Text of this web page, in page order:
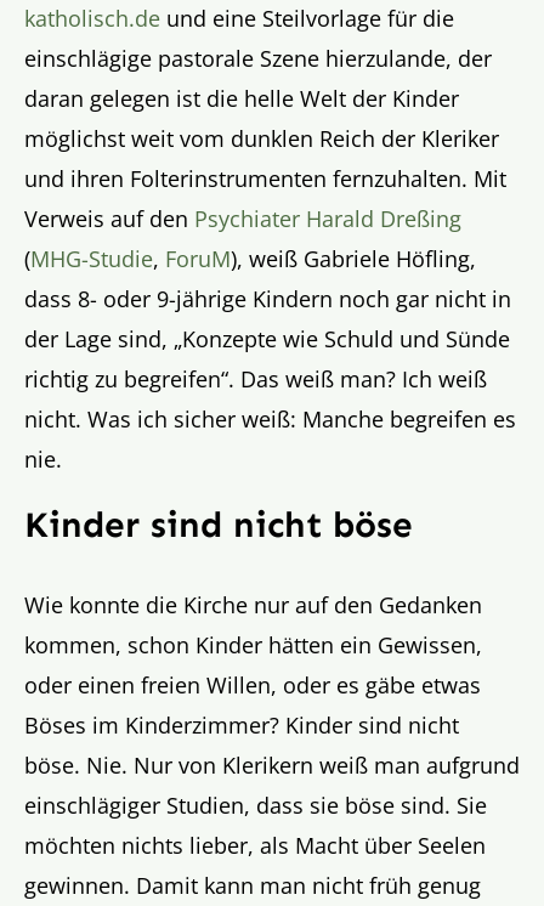
katholisch.de und eine Steilvorlage für die
einschlägige pastorale Szene hierzulande, der
daran gelegen ist die helle Welt der Kinder
möglichst weit vom dunklen Reich der Kleriker
und ihren Folterinstrumenten fernzuhalten. Mit
Verweis auf den Psychiater Harald Dreßing
(MHG-Studie, ForuM), weiß Gabriele Höfling,
dass 8- oder 9-jährige Kindern noch gar nicht in
der Lage sind, „Konzepte wie Schuld und Sünde
richtig zu begreifen“. Das weiß man? Ich weiß
nicht. Was ich sicher weiß: Manche begreifen es
nie.
Kinder sind nicht böse
Wie konnte die Kirche nur auf den Gedanken
kommen, schon Kinder hätten ein Gewissen,
oder einen freien Willen, oder es gäbe etwas
Böses im Kinderzimmer? Kinder sind nicht
böse. Nie. Nur von Klerikern weiß man aufgrund
einschlägiger Studien, dass sie böse sind. Sie
möchten nichts lieber, als Macht über Seelen
gewinnen. Damit kann man nicht früh genug